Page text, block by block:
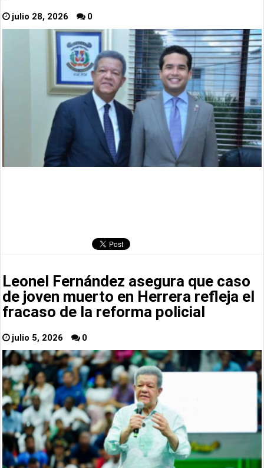
julio 28, 2026 0
Leonel Fernández asegura que caso
de joven muerto en Herrera refleja el
fracaso de la reforma policial
julio 5, 2026 0